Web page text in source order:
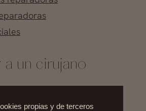
un cirujano
a tener en cuenta:
propias y de terceros